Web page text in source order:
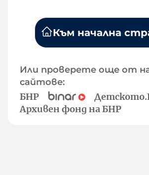
Към начална
Или проверете още от
сайтове:
БНР
Архивен фонд на БНР